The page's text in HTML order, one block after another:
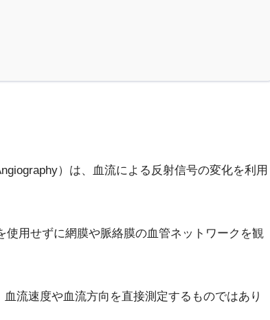
）は、血流による反射信号の変化を利用
用せずに網膜や脈絡膜の血管ネットワークを観
流速度や血流方向を直接測定するものではあり